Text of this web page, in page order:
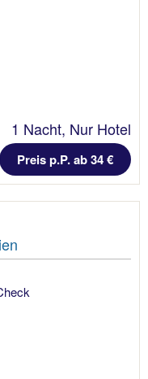
1 Nacht, Nur Hotel
Preis p.P. ab 34 €